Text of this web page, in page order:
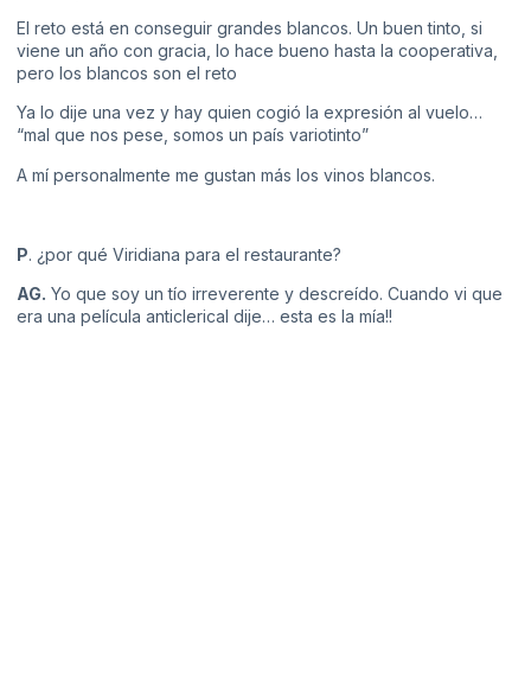
El reto está en conseguir grandes blancos. Un buen tinto, si
viene un año con gracia, lo hace bueno hasta la cooperativa,
pero los blancos son el reto
Ya lo dije una vez y hay quien cogió la expresión al vuelo…
“mal que nos pese, somos un país variotinto”
A mí personalmente me gustan más los vinos blancos.
P. ¿por qué Viridiana para el restaurante?
AG. Yo que soy un tío irreverente y descreído. Cuando vi que
era una película anticlerical dije… esta es la mía!!